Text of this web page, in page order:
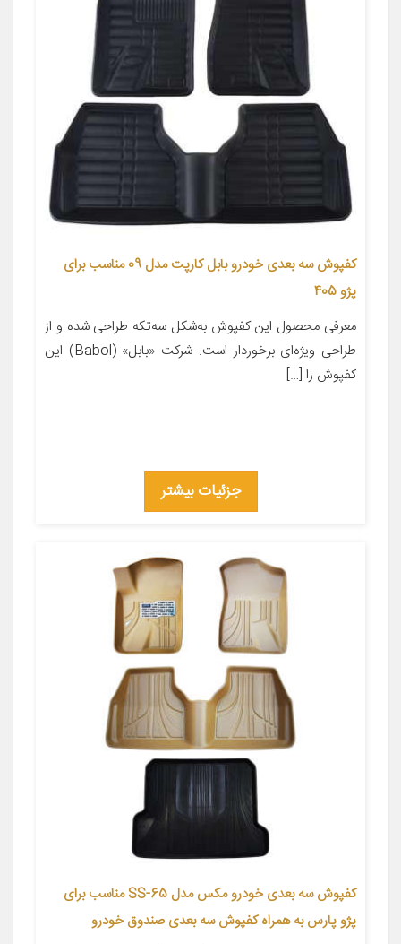
کفپوش سه بعدی خودرو بابل کارپت مدل 09 مناسب برای
پژو 405
معرفی محصول این کفپوش به‌شکل سه‌تکه طراحی شده و از
طراحی ویژه‌ای برخوردار است. شرکت «بابل» (Babol) این
کفپوش را […]
جزئیات بیشتر
کفپوش سه بعدی خودرو مکس مدل SS-65 مناسب برای
پژو پارس به همراه کفپوش سه بعدی صندوق خودرو